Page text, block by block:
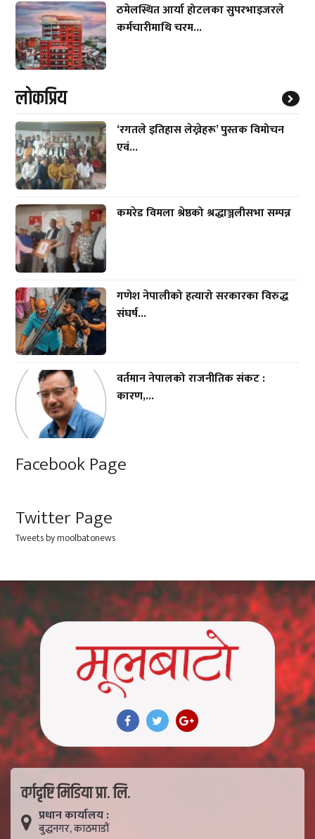
ठमेलस्थित आर्या होटलका सुपरभाइजरले
कर्मचारीमाथि चरम...
लाेकप्रिय
‘रगतले इतिहास लेख्नेहरू’ पुस्तक विमोचन
एवं...
कमरेड विमला श्रेष्ठको श्रद्धाञ्जलीसभा सम्पन्न
गणेश नेपालीको हत्यारो सरकारका विरुद्ध
संघर्ष...
वर्तमान नेपालको राजनीतिक संकट :
कारण,...
Facebook Page
Twitter Page
Tweets by moolbatonews
वर्गदृष्टि मिडिया प्रा. लि.
प्रधान कार्यालय :
बुद्धनगर, काठमाडाैं